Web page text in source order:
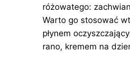
różowatego:
Warto go stosować
płynem
rano, kremem na